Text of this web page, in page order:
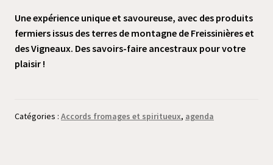
Une expérience unique et savoureuse, avec des produits
fermiers issus des terres de montagne de Freissinières et
des Vigneaux. Des savoirs-faire ancestraux pour votre
plaisir !
Catégories : Accords fromages et spiritueux, agenda